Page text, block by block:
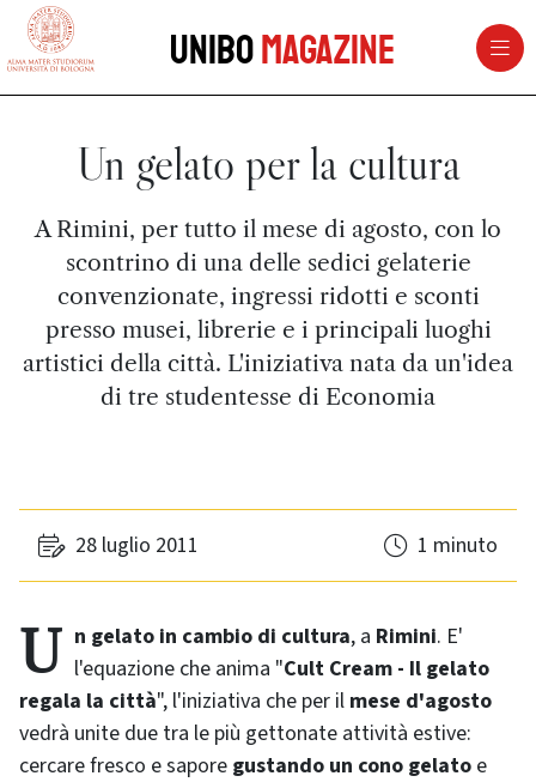
vai al contenuto della pagina
UniboMagazine
Un gelato per la cultura
A Rimini, per tutto il mese di agosto, con lo
scontrino di una delle sedici gelaterie
convenzionate, ingressi ridotti e sconti
presso musei, librerie e i principali luoghi
artistici della città. L'iniziativa nata da un'idea
di tre studentesse di Economia
28 luglio 2011 1 minuto
Un gelato in cambio di cultura, a Rimini. E'
l'equazione che anima "Cult Cream - Il gelato
regala la città", l'iniziativa che per il mese d'agosto
vedrà unite due tra le più gettonate attività estive:
cercare fresco e sapore gustando un cono gelato e